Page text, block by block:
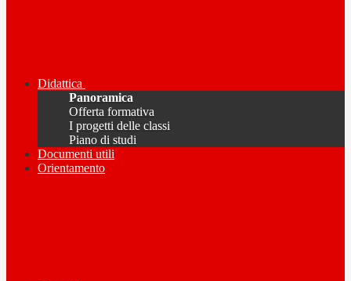
Didattica
Panoramica
Offerta formativa
I progetti delle classi
Piano di studi
Documenti utili
Orientamento